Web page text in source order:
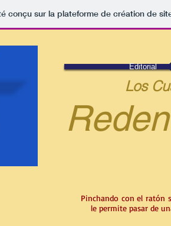
conçu sur la plateforme de création de
Pinchando con el ratón
le permite pasar de
Editorial
Los